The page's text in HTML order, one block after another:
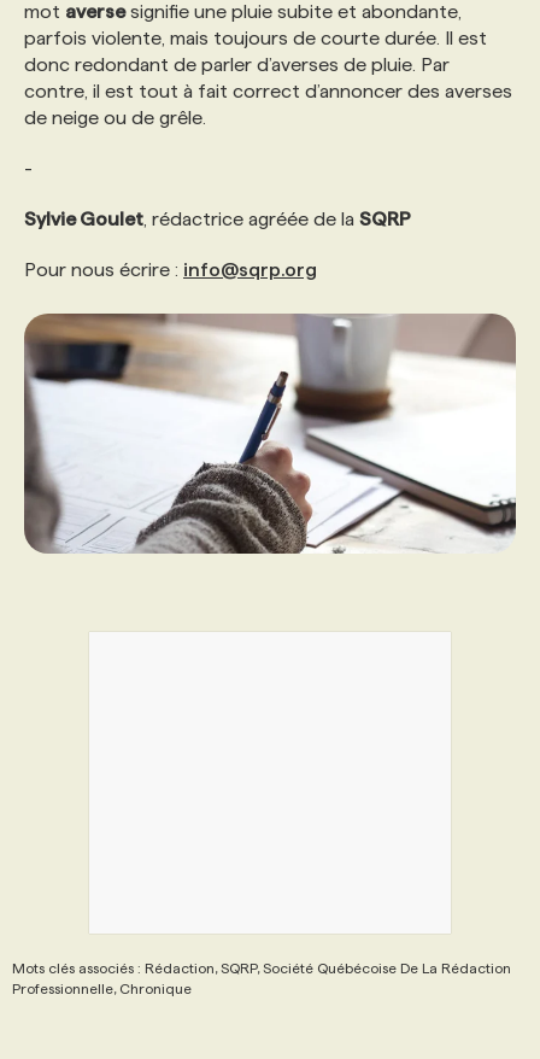
NOS TARIFS
PROGRAMMES DE SUBVENTIONS
FAQ
ANNONCEZ AVEC NOUS
ANNONCEZ AVEC NOUS
mot aversesignifie une pluie subite et abondante,
parfois violente, mais toujours de courte durée. Il est
donc redondant de parler d’averses de pluie. Par
contre, il est tout à fait correct d’annoncer des averses
de neige ou de grêle.
-
Sylvie Goulet , rédactrice agréée de la SQRP
Pour nous écrire : info@sqrp.org
Mots clés associés : Rédaction, SQRP, Société Québécoise De La Rédaction
Professionnelle, Chronique